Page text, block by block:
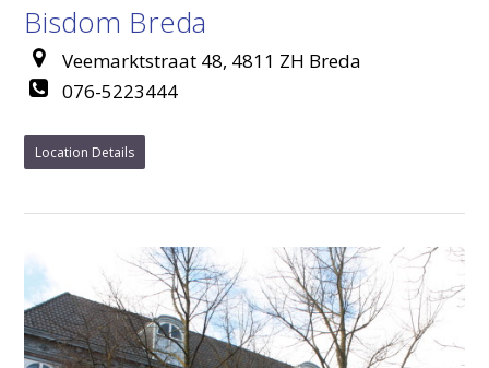
Bisdom Breda
Veemarktstraat 48, 4811 ZH Breda
076-5223444
Location Details